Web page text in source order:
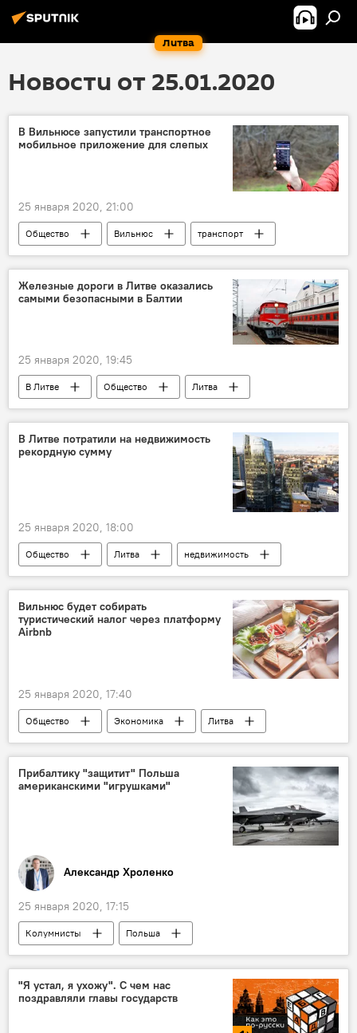
Литва
Новости от 25.01.2020
В Вильнюсе запустили транспортное
мобильное приложение для слепых
25 января 2020, 21:00
Общество Вильнюс
транспорт
инвалид
Железные дороги в Литве оказались
самыми безопасными в Балтии
25 января 2020, 19:45
В Литве Общество
Литва
железная дорога
Балтия
происшествие
В Литве потратили на недвижимость
рекордную сумму
25 января 2020, 18:00
Общество Литва недвижимость
Вильнюс будет собирать
туристический налог через платформу
Airbnb
25 января 2020, 17:40
Общество Экономика
Литва
Вильнюс
Туристический сбор
Прибалтику "защитит" Польша
американскими "игрушками"
Александр Хроленко
25 января 2020, 17:15
Колумнисты
Польша
страны Балтии
США
"Я устал, я ухожу". С чем нас
поздравляли главы государств